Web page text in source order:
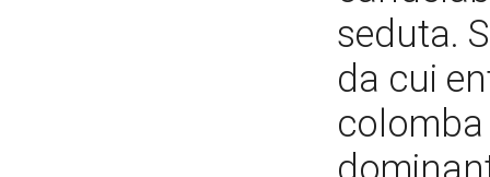
seduta.
da cui
colomba